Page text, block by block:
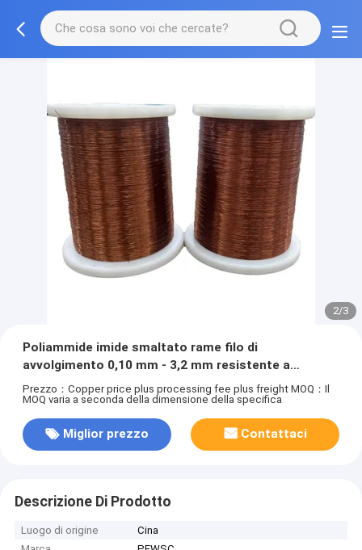
2/3
Poliammide imide smaltato rame filo di
avvolgimento 0,10 mm - 3,2 mm resistente a
sostanze chimiche
Prezzo：Copper price plus processing fee plus freight MOQ：Il
MOQ varia a seconda della dimensione della specifica
Miglior prezzo Contattaci
Descrizione Di Prodotto
Luogo di origine
Cina